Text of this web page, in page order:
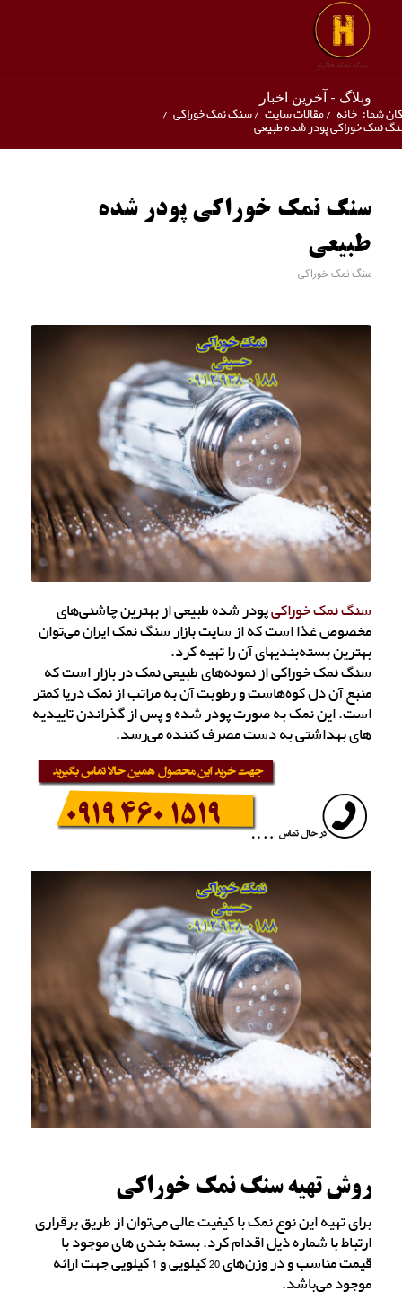
وبلاگ - آخرین اخبار
شما: خانه /مقالات سایت /سنگ نمک خوراکی /
نمک خوراکی پودر شده طبیعی
سنگ نمک خوراکی پودر شده
طبیعی
سنگ نمک خوراکی
سنگ نمک خوراکیپودر شده طبیعی از بهترین چاشنی‌های
مخصوص غذا است که از سایت بازار سنگ نمک ایران می‌توان
بهترین بسته‌بندیهای آن را تهیه کرد.
سنگ نمک خوراکی از نمونه‌های طبیعی نمک در بازار است که
منبع آن دل کوه‌هاست و رطوبت آن به مراتب از نمک دریا کمتر
است. این نمک به صورت پودر شده و پس از گذراندن تاییدیه
های بهداشتی به دست مصرف کننده می‌رسد.
روش تهیه سنگ نمک خوراکی
برای تهیه این نوع نمک با کیفیت عالی می‌توان از طریق برقراری
ارتباط با شماره ذیل اقدام کرد. بسته بندی های موجود با
قیمت مناسب و در وزن‌های 20 کیلویی و 1 کیلویی جهت ارائه
موجود می‌باشد.